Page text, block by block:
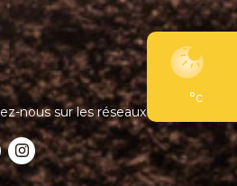
°c
nous sur les réseaux